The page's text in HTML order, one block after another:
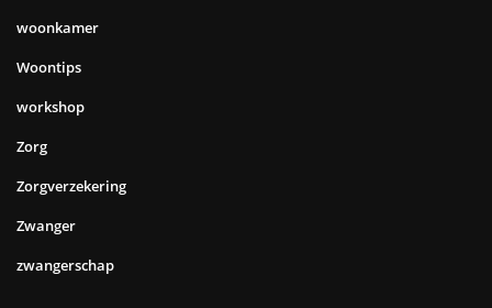
woonkamer
Woontips
workshop
Zorg
Zorgverzekering
Zwanger
zwangerschap